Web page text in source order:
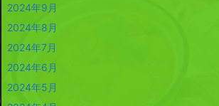
2024年9月
2024年8月
2024年7月
2024年6月
2024年5月